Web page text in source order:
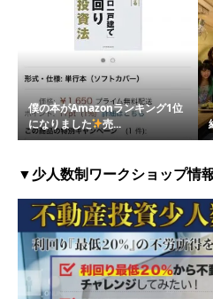
僕の本がAmazonランキング1位
になりました
売...
▼少人数制ワークショップ情